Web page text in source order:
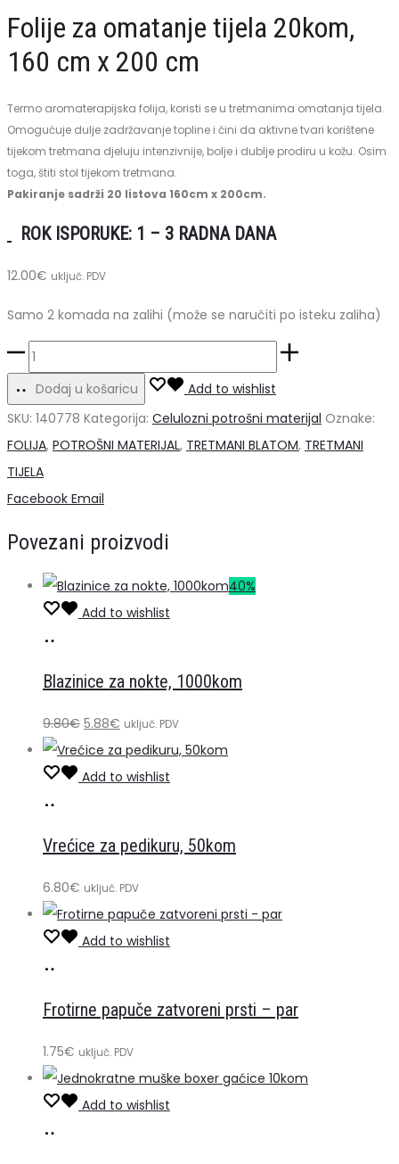
Glow
5
48W
Folije za omatanje tijela 20kom,
160 cm x 200 cm
Termo aromaterapijska folija, koristi se u tretmanima omatanja tijela.
Omogućuje dulje zadržavanje topline i čini da aktivne tvari korištene
tijekom tretmana djeluju intenzivnije, bolje i dublje prodiru u kožu. Osim
toga, štiti stol tijekom tretmana.
Pakiranje sadrži 20 listova 160cm x 200cm.
ROK ISPORUKE: 1 – 3 RADNA DANA
12.00€ uključ. PDV
Samo 2 komada na zalihi (može se naručiti po isteku zaliha)
Folije
za
omatanje
x
količina
Dodaj u košaricu
Add to wishlist
SKU: 140778 Kategorija: Celulozni potrošni materijal Oznake:
FOLIJA, POTROŠNI MATERIJAL, TRETMANI BLATOM, TRETMANI
TIJELA
Share
Facebook Email
Povezani proizvodi
40%
Add to wishlist
košaricu
Blazinice za nokte, 1000kom
9.80€ Izvorna
cijena
bila
5.88€ Trenutna
cijena
je:
uključ. PDV
Add to wishlist
košaricu
Vrećice za pedikuru, 50kom
6.80€ uključ. PDV
Add to wishlist
košaricu
Frotirne papuče zatvoreni prsti – par
1.75€ uključ. PDV
Add to wishlist